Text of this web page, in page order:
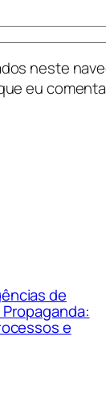
neste
eu
de
e